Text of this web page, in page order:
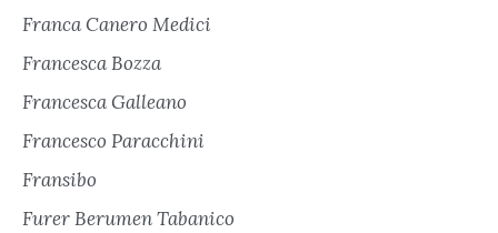
Franca Canero Medici
Francesca Bozza
Francesca Galleano
Francesco Paracchini
Fransibo
Furer Berumen Tabanico